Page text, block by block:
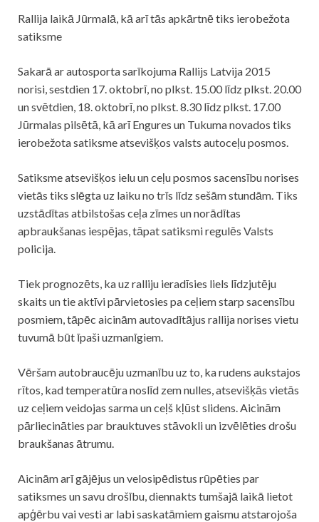
Rallija laikā Jūrmalā, kā arī tās apkārtnē tiks ierobežota
satiksme
Sakarā ar autosporta sarīkojuma Rallijs Latvija 2015
norisi, sestdien 17. oktobrī, no plkst. 15.00 līdz plkst. 20.00
un svētdien, 18. oktobrī, no plkst. 8.30 līdz plkst. 17.00
Jūrmalas pilsētā, kā arī Engures un Tukuma novados tiks
ierobežota satiksme atsevišķos valsts autoceļu posmos.
Satiksme atsevišķos ielu un ceļu posmos sacensību norises
vietās tiks slēgta uz laiku no trīs līdz sešām stundām. Tiks
uzstādītas atbilstošas ceļa zīmes un norādītas
apbraukšanas iespējas, tāpat satiksmi regulēs Valsts
policija.
Tiek prognozēts, ka uz ralliju ieradīsies liels līdzjutēju
skaits un tie aktīvi pārvietosies pa ceļiem starp sacensību
posmiem, tāpēc aicinām autovadītājus rallija norises vietu
tuvumā būt īpaši uzmanīgiem.
Vēršam autobraucēju uzmanību uz to, ka rudens aukstajos
rītos, kad temperatūra noslīd zem nulles, atsevišķās vietās
uz ceļiem veidojas sarma un ceļš kļūst slidens. Aicinām
pārliecināties par brauktuves stāvokli un izvēlēties drošu
braukšanas ātrumu.
Aicinām arī gājējus un velosipēdistus rūpēties par
satiksmes un savu drošību, diennakts tumšajā laikā lietot
apģērbu vai vesti ar labi saskatāmiem gaismu atstarojoša